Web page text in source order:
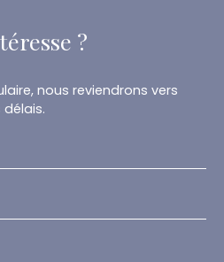
?
nous reviendrons vers